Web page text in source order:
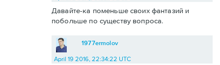
Давайте-ка поменьше своих фантазий и
побольше по существу вопроса.
1977ermolov
April 19 2016, 22:34:22 UTC